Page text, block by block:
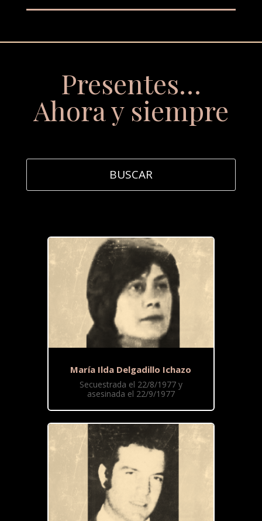
Presentes…
Ahora y siempre
María Ilda Delgadillo Ichazo
Secuestrada el 22/8/1977 y
asesinada el 22/9/1977